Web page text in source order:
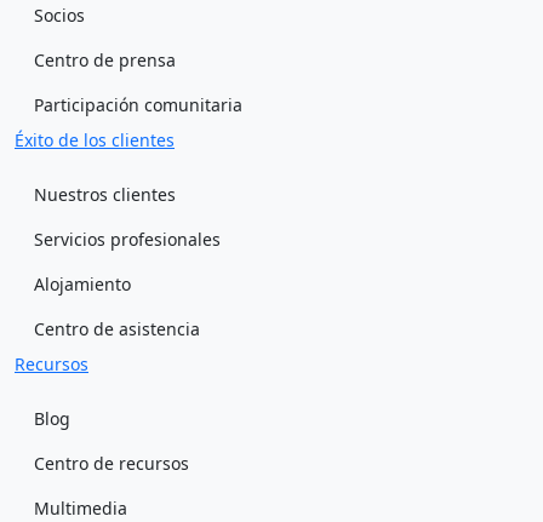
Socios
Centro de prensa
Participación comunitaria
Éxito de los clientes
Nuestros clientes
Servicios profesionales
Alojamiento
Centro de asistencia
Recursos
Blog
Centro de recursos
Multimedia